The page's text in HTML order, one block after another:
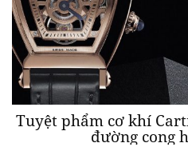
Chủ nghĩa hiện đại toàn
nhìn
Apr 30, 2019 /
Nghệ thuật châu Á trải qua lịch
hàng nghìn năm trước tuy nhiên có
châu Á đương đại tham gia nghệ
tiếng ngày càng được công